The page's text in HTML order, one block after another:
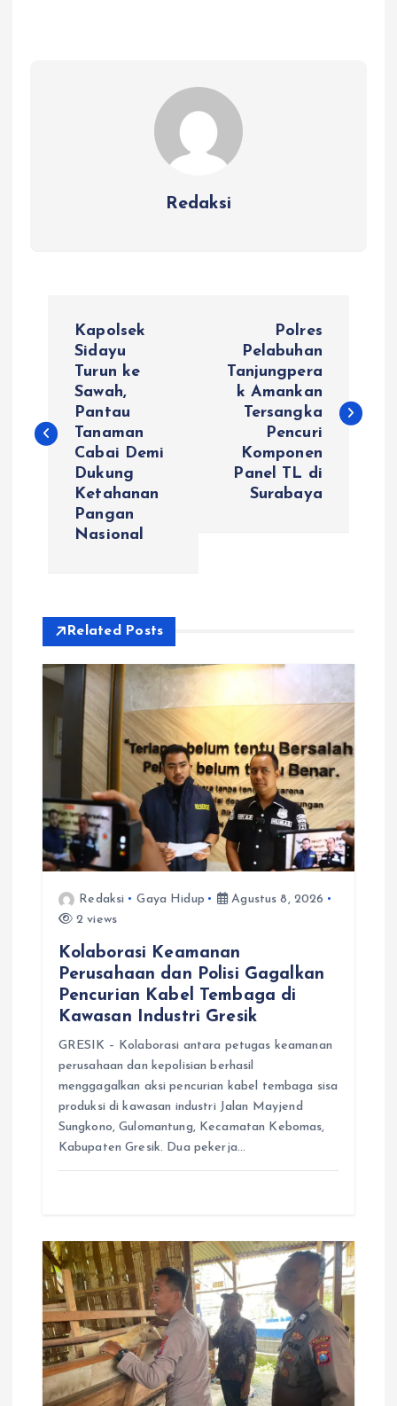
Redaksi
i
p
Kapolsek
Sidayu
Turun ke
Sawah,
Pantau
Tanaman
Cabai Demi
Dukung
Ketahanan
Pangan
Nasional
Polres
Pelabuhan
Tanjungpera
k Amankan
Tersangka
Pencuri
Komponen
Panel TL di
Surabaya
Related Posts
Redaksi Gaya Hidup
Agustus 8, 2026
2 views
Kolaborasi Keamanan
Perusahaan dan Polisi Gagalkan
Pencurian Kabel Tembaga di
Kawasan Industri Gresik
GRESIK – Kolaborasi antara petugas keamanan
perusahaan dan kepolisian berhasil
menggagalkan aksi pencurian kabel tembaga sisa
produksi di kawasan industri Jalan Mayjend
Sungkono, Gulomantung, Kecamatan Kebomas,
Kabupaten Gresik. Dua pekerja…